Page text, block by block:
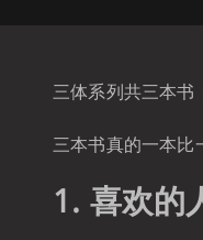
三体系列共三本书
三本书真的一本比
1. 喜欢的